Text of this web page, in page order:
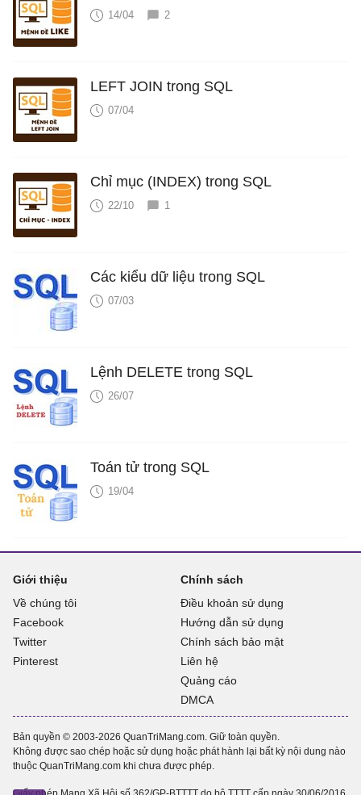
14/04 2
LEFT JOIN trong SQL
07/04
Chỉ mục (INDEX) trong SQL
22/10 1
Các kiểu dữ liệu trong SQL
07/03
Lệnh DELETE trong SQL
26/07
Toán tử trong SQL
19/04
Giới thiệu
Về chúng tôi
Facebook
Twitter
Pinterest
Chính sách
Điều khoản sử dụng
Hướng dẫn sử dụng
Chính sách bảo mật
Liên hệ
Quảng cáo
DMCA
Bản quyền © 2003-2026 QuanTriMang.com. Giữ toàn quyền.
Không được sao chép hoặc sử dụng hoặc phát hành lại bất kỳ nội dung nào
thuộc QuanTriMang.com khi chưa được phép.